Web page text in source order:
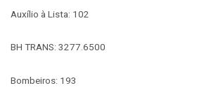
Auxílio à Lista: 102
BH TRANS: 3277.6500
Bombeiros: 193